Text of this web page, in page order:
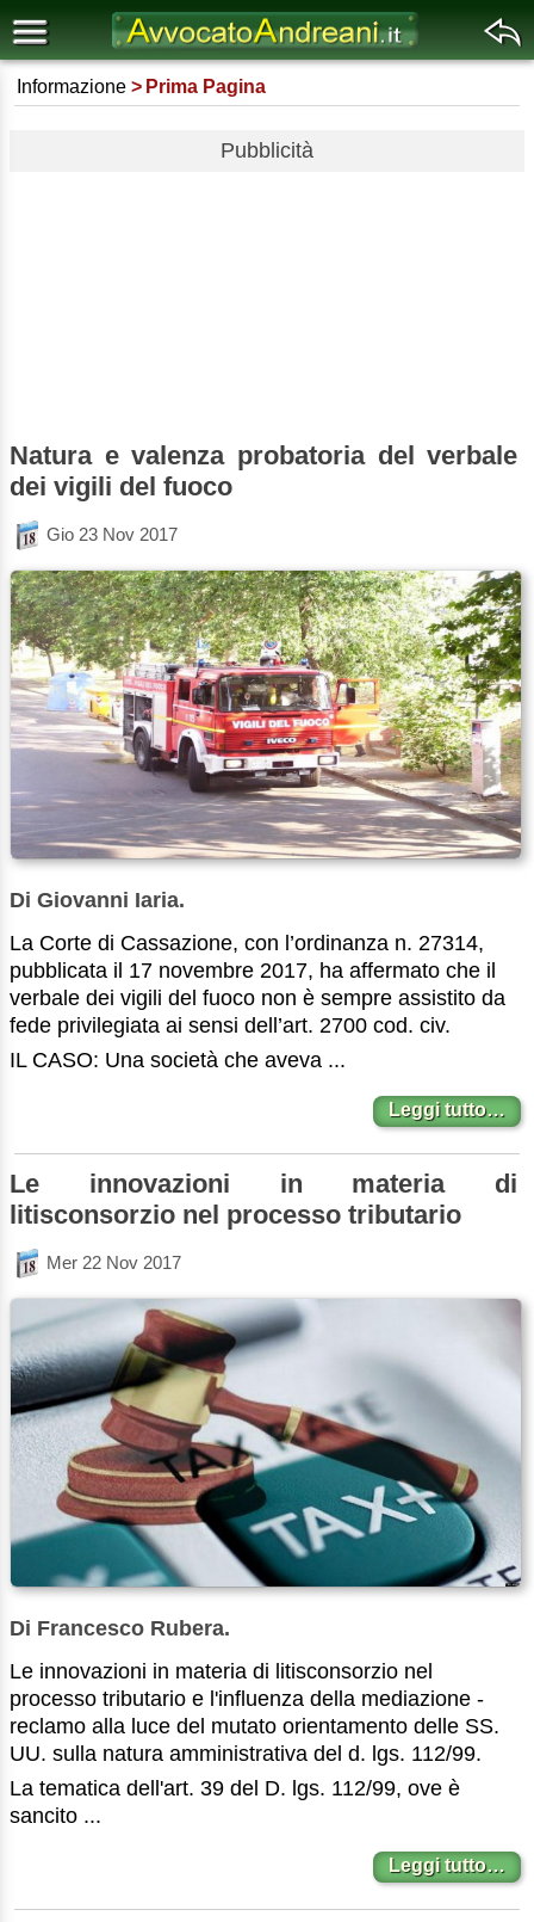
Informazione Prima Pagina
Pubblicità
Natura e valenza probatoria del verbale
dei vigili del fuoco
Gio 23 Nov 2017
Di Giovanni Iaria.
La Corte di Cassazione, con l’ordinanza n. 27314,
pubblicata il 17 novembre 2017, ha affermato che il
verbale dei vigili del fuoco non è sempre assistito da
fede privilegiata ai sensi dell’art. 2700 cod. civ.
IL CASO: Una società che aveva ...
Leggi tutto…
Le innovazioni in materia di
litisconsorzio nel processo tributario
Mer 22 Nov 2017
Di Francesco Rubera.
Le innovazioni in materia di litisconsorzio nel
processo tributario e l'influenza della mediazione -
reclamo alla luce del mutato orientamento delle SS.
UU. sulla natura amministrativa del d. lgs. 112/99.
La tematica dell'art. 39 del D. lgs. 112/99, ove è
sancito ...
Leggi tutto…